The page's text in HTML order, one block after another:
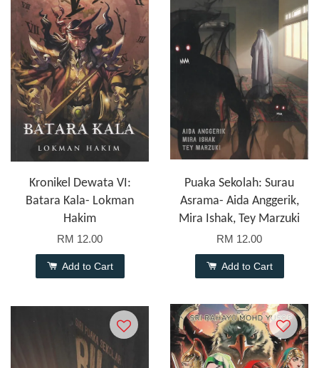
Kronikel Dewata VI:
Batara Kala- Lokman
Hakim
RM 12.00
Add to Cart
Puaka Sekolah: Surau
Asrama- Aida Anggerik,
Mira Ishak, Tey Marzuki
RM 12.00
Add to Cart